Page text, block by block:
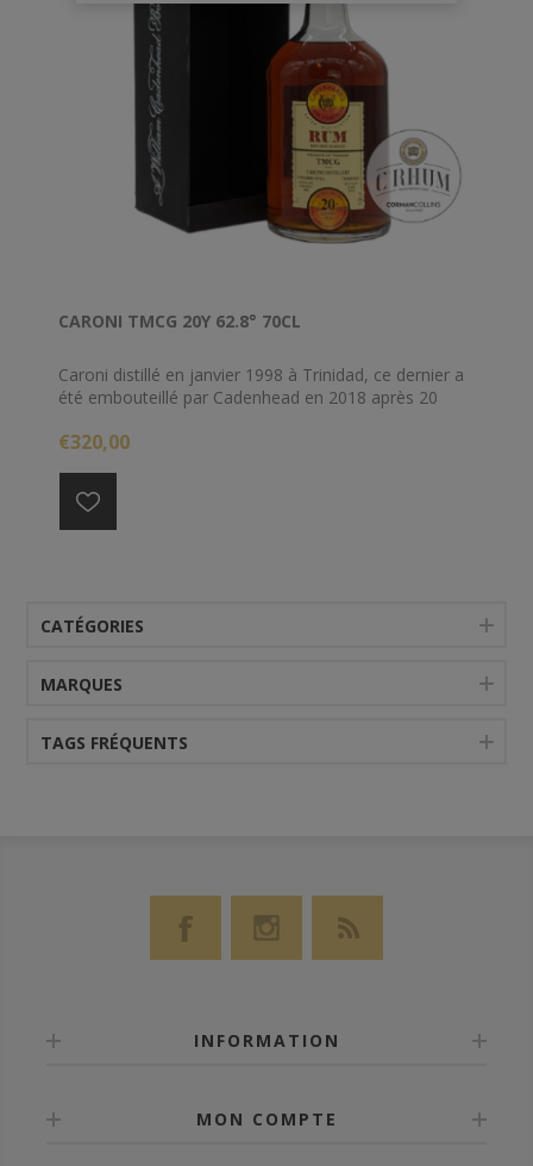
CARONI TMCG 20Y 62.8° 70CL
Caroni distillé en janvier 1998 à Trinidad, ce dernier a
été embouteillé par Cadenhead en 2018 après 20
€320,00
CATÉGORIES
MARQUES
TAGS FRÉQUENTS
INFORMATION
MON COMPTE